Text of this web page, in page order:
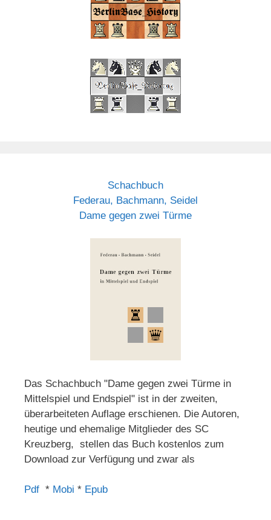
Schachbuch
Federau, Bachmann, Seidel
Dame gegen zwei Türme
Das Schachbuch "Dame gegen zwei Türme in
Mittelspiel und Endspiel" ist in der zweiten,
überarbeiteten Auflage erschienen. Die Autoren,
heutige und ehemalige Mitglieder des SC
Kreuzberg, stellen das Buch kostenlos zum
Download zur Verfügung und zwar als
Pdf * Mobi * Epub